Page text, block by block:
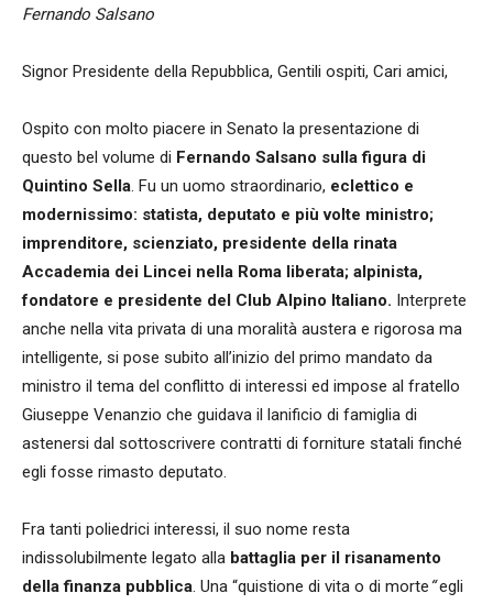
Fernando Salsano
Signor Presidente della Repubblica, Gentili ospiti, Cari amici,
Ospito con molto piacere in Senato la presentazione di
questo bel volume di Fernando Salsano sulla figura di
Quintino Sella. Fu un uomo straordinario, eclettico e
modernissimo: statista, deputato e più volte ministro;
imprenditore, scienziato, presidente della rinata
Accademia dei Lincei nella Roma liberata; alpinista,
fondatore e presidente del Club Alpino Italiano. Interprete
anche nella vita privata di una moralità austera e rigorosa ma
intelligente, si pose subito all’inizio del primo mandato da
ministro il tema del conflitto di interessi ed impose al fratello
Giuseppe Venanzio che guidava il lanificio di famiglia di
astenersi dal sottoscrivere contratti di forniture statali finché
egli fosse rimasto deputato.
Fra tanti poliedrici interessi, il suo nome resta
indissolubilmente legato alla battaglia per il risanamento
della finanza pubblica. Una “quistione di vita o di morte“egli